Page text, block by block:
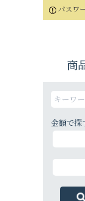
特大（
中（
特大（
特大（
中（
特大（
パスワ
商
金額で探